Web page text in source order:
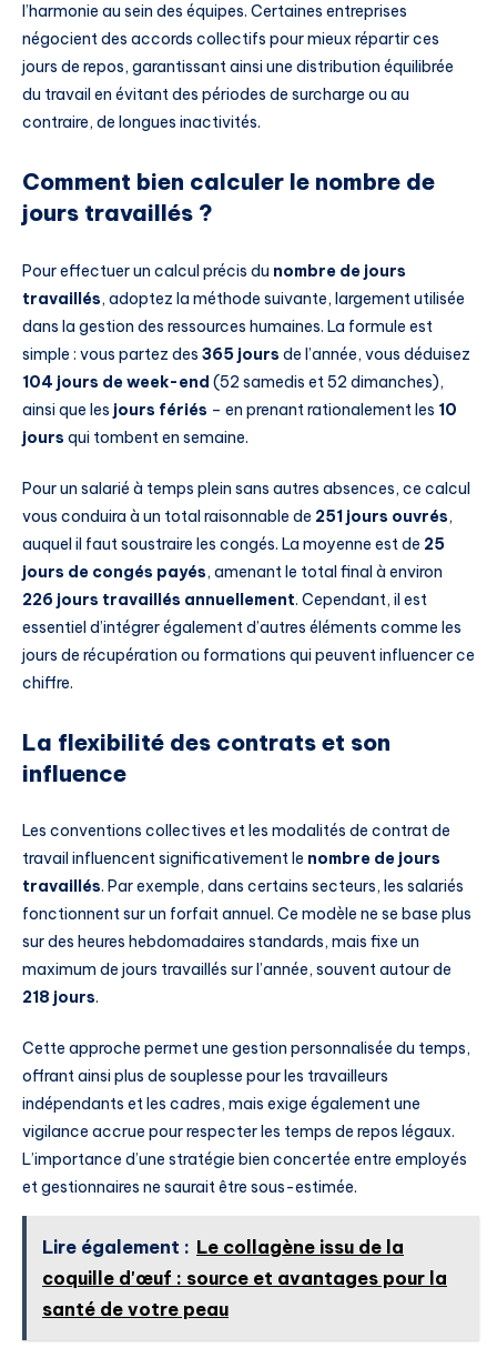
l’harmonie au sein des équipes. Certaines entreprises
négocient des accords collectifs pour mieux répartir ces
jours de repos, garantissant ainsi une distribution équilibrée
du travail en évitant des périodes de surcharge ou au
contraire, de longues inactivités.
Comment bien calculer le nombre de
jours travaillés ?
Pour effectuer un calcul précis du nombre de jours
travaillés, adoptez la méthode suivante, largement utilisée
dans la gestion des ressources humaines. La formule est
simple : vous partez des 365 jours de l’année, vous déduisez
104 jours de week-end (52 samedis et 52 dimanches),
ainsi que les jours fériés – en prenant rationalement les 10
jours qui tombent en semaine.
Pour un salarié à temps plein sans autres absences, ce calcul
vous conduira à un total raisonnable de 251 jours ouvrés,
auquel il faut soustraire les congés. La moyenne est de 25
jours de congés payés, amenant le total final à environ
226 jours travaillés annuellement. Cependant, il est
essentiel d’intégrer également d’autres éléments comme les
jours de récupération ou formations qui peuvent influencer ce
chiffre.
La flexibilité des contrats et son
influence
Les conventions collectives et les modalités de contrat de
travail influencent significativement le nombre de jours
travaillés. Par exemple, dans certains secteurs, les salariés
fonctionnent sur un forfait annuel. Ce modèle ne se base plus
sur des heures hebdomadaires standards, mais fixe un
maximum de jours travaillés sur l’année, souvent autour de
218 jours.
Cette approche permet une gestion personnalisée du temps,
offrant ainsi plus de souplesse pour les travailleurs
indépendants et les cadres, mais exige également une
vigilance accrue pour respecter les temps de repos légaux.
L’importance d’une stratégie bien concertée entre employés
et gestionnaires ne saurait être sous-estimée.
Lire également : Le collagène issu de la
coquille d'œuf : source et avantages pour la
santé de votre peau